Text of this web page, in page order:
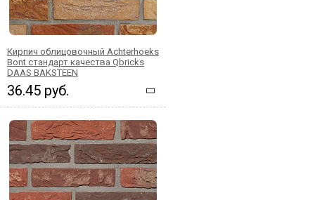
Кирпич облицовочный Achterhoeks
Bont стандарт качества Qbricks
DAAS BAKSTEEN
36.45 руб.